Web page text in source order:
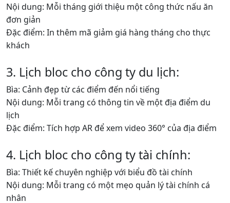
Nội dung: Mỗi tháng giới thiệu một công thức nấu ăn
đơn giản
Đặc điểm: In thêm mã giảm giá hàng tháng cho thực
khách
3. Lịch bloc cho công ty du lịch:
Bìa: Cảnh đẹp từ các điểm đến nổi tiếng
Nội dung: Mỗi trang có thông tin về một địa điểm du
lịch
Đặc điểm: Tích hợp AR để xem video 360° của địa điểm
4. Lịch bloc cho công ty tài chính:
Bìa: Thiết kế chuyên nghiệp với biểu đồ tài chính
Nội dung: Mỗi trang có một mẹo quản lý tài chính cá
nhân